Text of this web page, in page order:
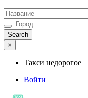
×
Такси недорогое
Войти